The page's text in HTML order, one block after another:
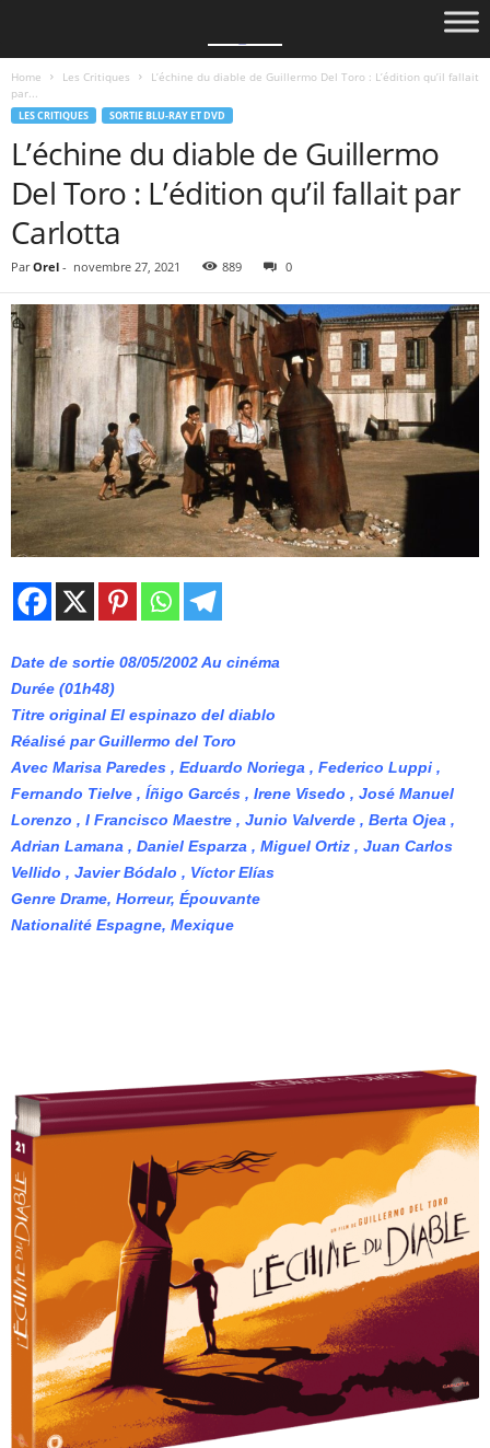
Home Les Critiques
L’échine du diable de Guillermo Del Toro : L’édition qu’il fallait
par...
LES CRITIQUES SORTIE BLU-RAY ET DVD
L’échine du diable de Guillermo
Del Toro : L’édition qu’il fallait par
Carlotta
Par Orel - novembre 27, 2021 889 0
Date de sortie 08/05/2002 Au cinéma
Durée (01h48)
Titre original El espinazo del diablo
Réalisé par Guillermo del Toro
Avec Marisa Paredes , Eduardo Noriega , Federico Luppi ,
Fernando Tielve , Íñigo Garcés , Irene Visedo , José Manuel
Lorenzo , I Francisco Maestre , Junio Valverde , Berta Ojea ,
Adrian Lamana , Daniel Esparza , Miguel Ortiz , Juan Carlos
Vellido , Javier Bódalo , Víctor Elías
Genre Drame, Horreur, Épouvante
Nationalité Espagne, Mexique